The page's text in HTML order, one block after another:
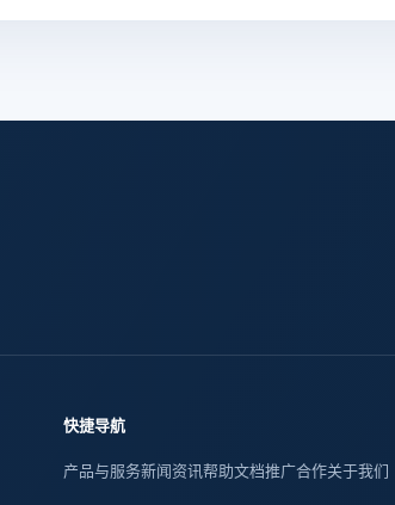
快捷导航
产品与服务新闻资讯帮助文档推广合作关于我们